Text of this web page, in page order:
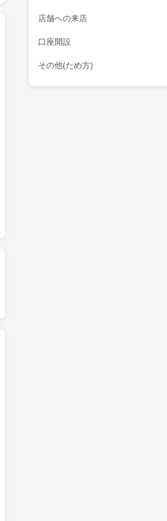
店舗への来店
口座開設
その他(ため方)